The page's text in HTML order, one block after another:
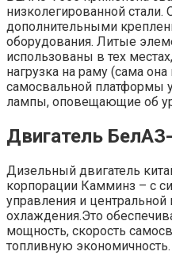
низколегированной стали.
дополнительными
оборудования. Литые
использованы в тех
нагрузка на раму (сама
самосвальной платформы
лампы, оповещающие об
Двигатель
Дизельный двигатель
корпорации Камминз – с
управления и
охлаждения.Это
мощность, скорость
топливную экономичность.